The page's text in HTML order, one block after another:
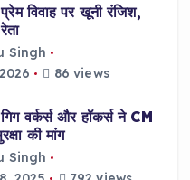
विवाह पर खूनी रंजिश,
Singh
86 views
वर्कर्स और हॉकर्स ने CM
की मांग
Singh